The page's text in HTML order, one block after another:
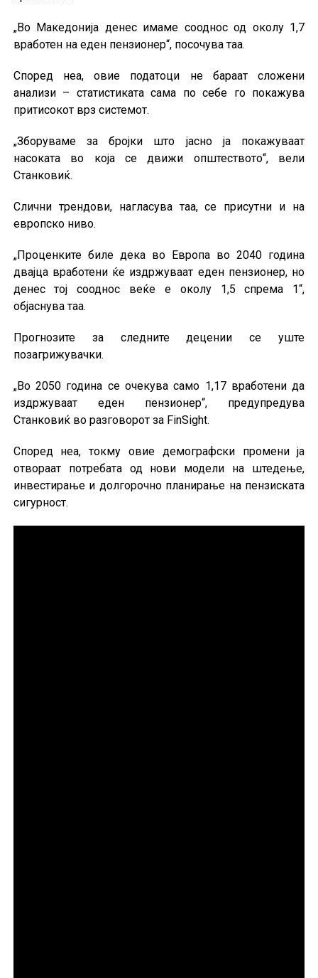
„Во Македонија денес имаме сооднос од околу 1,7
вработен на еден пензионер“, посочува таа.
Според неа, овие податоци не бараат сложени
анализи – статистиката сама по себе го покажува
притисокот врз системот.
„Зборуваме за бројки што јасно ја покажуваат
насоката во која се движи општеството“, вели
Станковиќ.
Слични трендови, нагласува таа, се присутни и на
европско ниво.
„Проценките биле дека во Европа во 2040 година
двајца вработени ќе издржуваат еден пензионер, но
денес тој сооднос веќе е околу 1,5 спрема 1“,
објаснува таа.
Прогнозите за следните децении се уште
позагрижувачки.
„Во 2050 година се очекува само 1,17 вработени да
издржуваат еден пензионер“, предупредува
Станковиќ во разговорот за FinSight.
Според неа, токму овие демографски промени ја
отвораат потребата од нови модели на штедење,
инвестирање и долгорочно планирање на пензиската
сигурност.